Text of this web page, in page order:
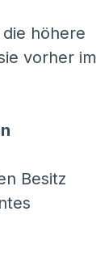
höhere
vorher
Besitz